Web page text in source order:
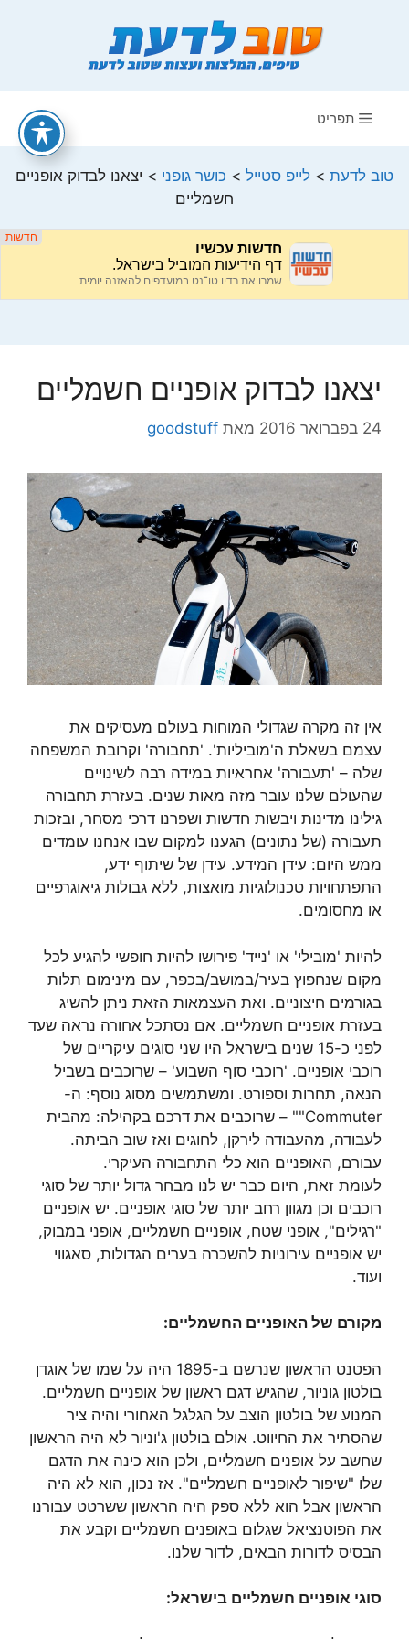
תפריט
טוב לדעת > לייפ סטייל > כושר גופני > יצאנו לבדוק אופניים
חשמליים
יצאנו לבדוק אופניים חשמליים
24 בפברואר 2016 מאת goodstuff
אין זה מקרה שגדולי המוחות בעולם מעסיקים את
עצמם בשאלת ה'מוביליות'. 'תחבורה' וקרובת המשפחה
שלה – 'תעבורה' אחראיות במידה רבה לשינויים
שהעולם שלנו עובר מזה מאות שנים. בעזרת תחבורה
גילינו מדינות ויבשות חדשות ושפרנו דרכי מסחר, ובזכות
תעבורה (של נתונים) הגענו למקום שבו אנחנו עומדים
ממש היום: עידן המידע. עידן של שיתוף ידע,
התפתחויות טכנולוגיות מואצות, ללא גבולות גיאוגרפיים
או מחסומים.
להיות 'מובילי' או 'נייד' פירושו להיות חופשי להגיע לכל
מקום שנחפוץ בעיר/במושב/בכפר, עם מינימום תלות
בגורמים חיצוניים. ואת העצמאות הזאת ניתן להשיג
בעזרת אופניים חשמליים. אם נסתכל אחורה נראה שעד
לפני כ-15 שנים בישראל היו שני סוגים עיקריים של
רוכבי אופניים. 'רוכבי סוף השבוע' – שרוכבים בשביל
הנאה, תחרות וספורט. ומשתמשים מסוג נוסף: ה-
Commuter"" – שרוכבים את דרכם בקהילה: מהבית
לעבודה, מהעבודה לירקן, לחוגים ואז שוב הביתה.
עבורם, האופניים הוא כלי התחבורה העיקרי.
לעומת זאת, היום כבר יש לנו מבחר גדול יותר של סוגי
רוכבים וכן מגוון רחב יותר של סוגי אופניים. יש אופניים
"רגילים", אופני שטח, אופניים חשמליים, אופני במבוק,
יש אופניים עירוניות להשכרה בערים הגדולות, סאגווי
ועוד.
מקורם של האופניים החשמליים:
הפטנט הראשון שנרשם ב-1895 היה על שמו של אוגדן
בולטון גוניור, שהגיש דגם ראשון של אופניים חשמליים.
המנוע של בולטון הוצב על הגלגל האחורי והיה ציר
שהסתיר את החיווט. אולם בולטון ג'וניור לא היה הראשון
שחשב על אופנים חשמליים, ולכן הוא כינה את הדגם
שלו "שיפור לאופניים חשמליים". אז נכון, הוא לא היה
הראשון אבל הוא ללא ספק היה הראשון ששרטט עבורנו
את הפוטנציאל שגלום באופנים חשמליים וקבע את
הבסיס לדורות הבאים, לדור שלנו.
סוגי אופניים חשמליים בישראל: